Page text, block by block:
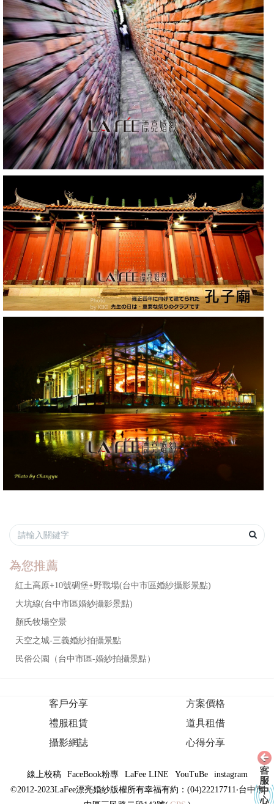
為您推薦
紅土高原+10號碉堡+野戰場(台中市區婚紗攝影景點)
大坑線(台中市區婚紗攝影景點)
顏氏牧場空景
天空之城-三義婚紗拍攝景點
民俗公園（台中市區-婚紗拍攝景點）
客戶分享
方案價格
禮服租賃
道具租借
攝影網誌
心得分享
線上校稿 FaceBook粉專 LaFee LINE YouTuBe
instagram
©2012-2023LaFee漂亮婚紗版權所有幸福有約：(04)22217711‧台中市